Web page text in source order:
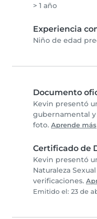
> 1 año
Experiencia
Niño de edad
Documento
Kevin presentó
gubernamental
foto. Aprende más
Certificado de
Kevin presentó
Naturaleza
verificaciones.
Emitido el: 23 de